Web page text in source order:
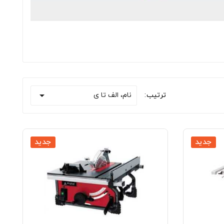
ترتیب: نام، الف تا ی 
جدید جدید